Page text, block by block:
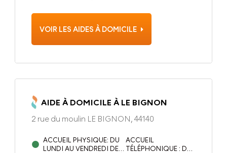
VOIR LES AIDES À DOMICILE
AIDE À DOMICILE À LE BIGNON
2 rue du moulin LE BIGNON, 44140
ACCUEIL PHYSIQUE: DU
LUNDI AU VENDREDI DE
ACCUEIL
TÉLÉPHONIQUE : DU